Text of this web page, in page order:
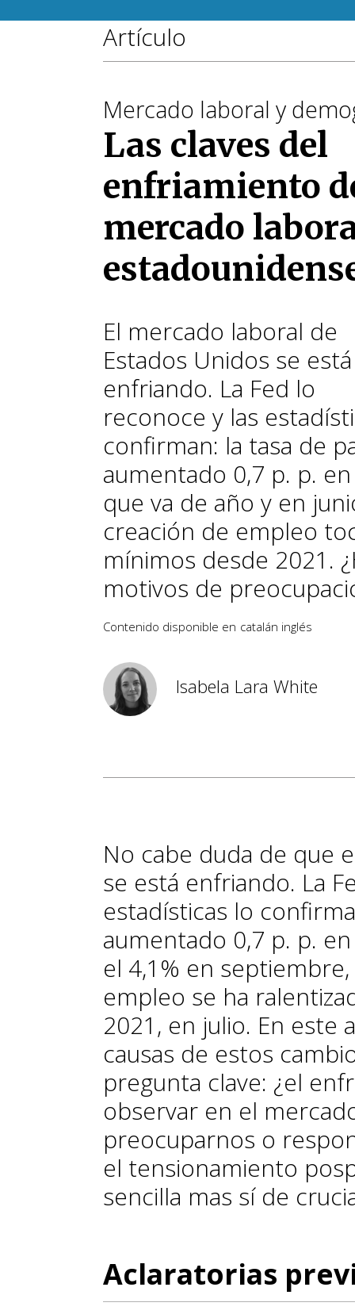
Artículo
Mercado laboral y
Las claves del
enfriamiento
mercado
El mercado laboral de
Estados Unidos se está
enfriando. La Fed lo
reconoce y las
confirman: la tasa de
aumentado 0,7 p. p.
que va de año y en
creación de empleo
mínimos desde 2021.
motivos de
Contenido disponible en catalán inglés
Isabela Lara White
No cabe duda de que
se está enfriando. La
estadísticas lo
aumentado 0,7 p. p.
el 4,1% en
empleo se ha
2021, en julio. En este
causas de estos
pregunta clave: ¿el
observar en el
preocuparnos o
el tensionamiento
sencilla mas sí de
Aclaratorias